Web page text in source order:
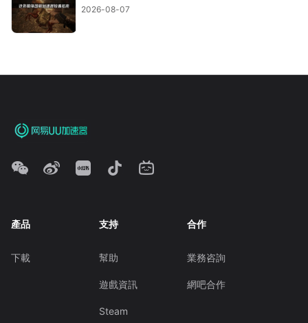
2026-08-07
產品
下載
支持
幫助
遊戲資訊
Steam
合作
業務咨詢
網吧合作